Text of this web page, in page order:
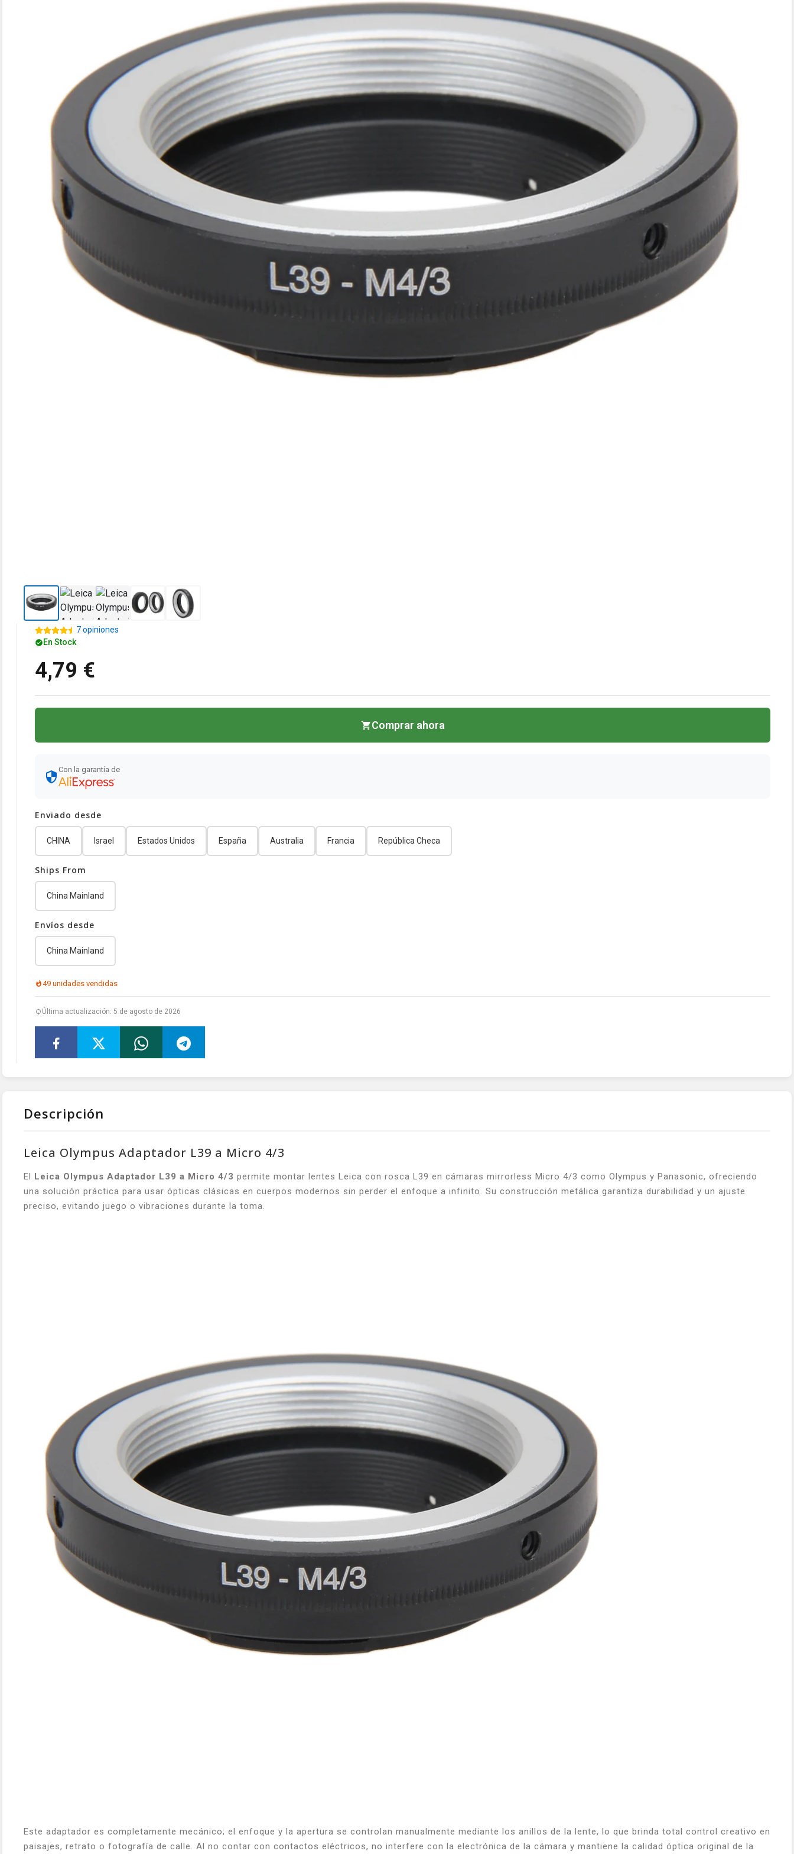
7 opiniones
En Stock
4,79 €
Comprar ahora
Con la garantía de
Enviado desde
CHINA Israel Estados Unidos España Australia Francia República Checa
Ships From
China Mainland
Envíos desde
China Mainland
49 unidades vendidas
Última actualización: 5 de agosto de 2026
Descripción
Leica Olympus Adaptador L39 a Micro 4/3
El Leica Olympus Adaptador L39 a Micro 4/3 permite montar lentes Leica con rosca L39 en cámaras mirrorless Micro 4/3 como Olympus y Panasonic, ofreciendo
una solución práctica para usar ópticas clásicas en cuerpos modernos sin perder el enfoque a infinito. Su construcción metálica garantiza durabilidad y un ajuste
preciso, evitando juego o vibraciones durante la toma.
Este adaptador es completamente mecánico; el enfoque y la apertura se controlan manualmente mediante los anillos de la lente, lo que brinda total control creativo en
paisajes, retrato o fotografía de calle. Al no contar con contactos eléctricos, no interfere con la electrónica de la cámara y mantiene la calidad óptica original de la